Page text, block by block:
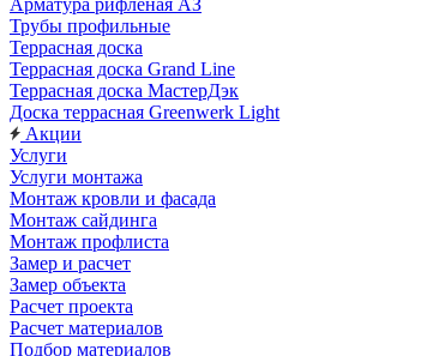
Арматура рифленая АЗ
Трубы профильные
Террасная доска
Террасная доска Grand Line
Террасная доска МастерДэк
Доска террасная Greenwerk Light
Акции
Услуги
Услуги монтажа
Монтаж кровли и фасада
Монтаж сайдинга
Монтаж профлиста
Замер и расчет
Замер объекта
Расчет проекта
Расчет материалов
Подбор материалов